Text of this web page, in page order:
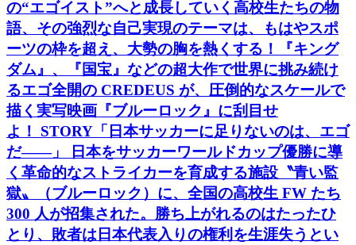
の“エゴイスト”へと成長していく高校生たちの物
語、その強烈な自己実現のテーマは、もはやスポ
ーツの枠を超え、大勢の胸を熱くする！『キング
ダム』、『国宝』などの超大作で世界に挑み続け
るエゴ全開の CREDEUS が、圧倒的なスケールで
描く実写映画『ブルーロック』に刮目せ
よ！ STORY「日本サッカーに足りないのは、エゴ
だ――」 日本をサッカーワールドカップ優勝に導
く革命的なストライカーを育成する施設〝青い監
獄〟（ブルーロック）に、全国の高校生 FW たち
300 人が招集された。勝ち上がれるのはたったひ
とり、敗者は日本代表入りの権利を生涯失うとい